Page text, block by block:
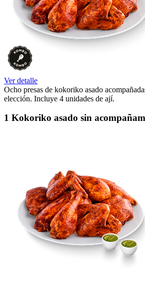
Ver detalle
Ocho presas de kokoriko asado
elección. Incluye 4 unidades de ají.
1 Kokoriko asado sin